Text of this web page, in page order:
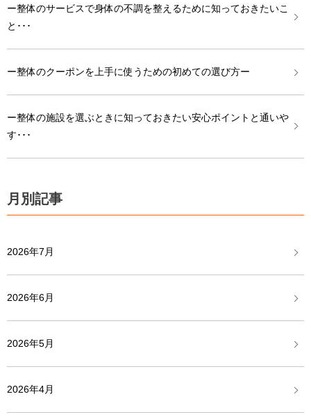
ー整体のサービスで身体の不調を整えるために知っておきたいこ
と･･･
ー整体のクーポンを上手に使うための初めての選び方ー
ー整体の施設を選ぶときに知っておきたい安心ポイントと通いや
す･･･
月別記事
2026年7月
2026年6月
2026年5月
2026年4月